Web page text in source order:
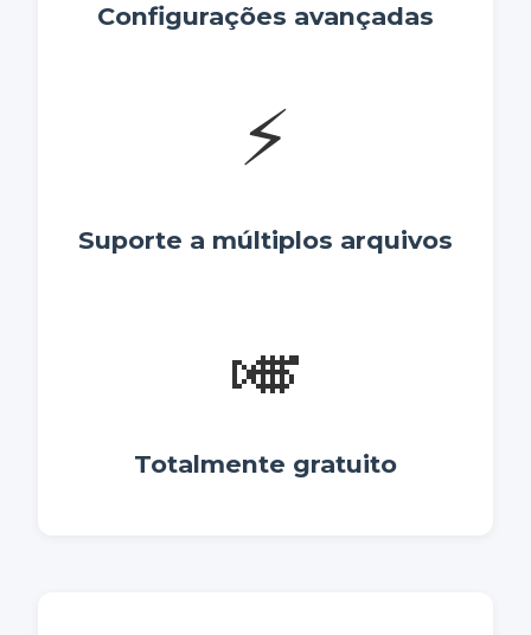
Configurações avançadas
⚡
Suporte a múltiplos arquivos
🎺
Totalmente gratuito